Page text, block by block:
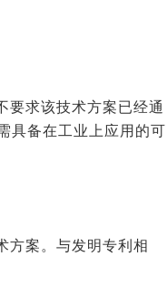
要求该技术方案已经通
具备在工业上应用的可
方案。与发明专利相